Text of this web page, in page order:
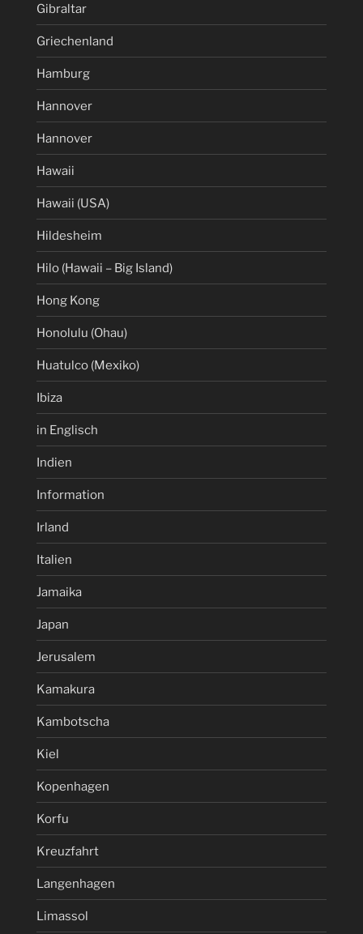
Gibraltar
Griechenland
Hamburg
Hannover
Hannover
Hawaii
Hawaii (USA)
Hildesheim
Hilo (Hawaii – Big Island)
Hong Kong
Honolulu (Ohau)
Huatulco (Mexiko)
Ibiza
in Englisch
Indien
Information
Irland
Italien
Jamaika
Japan
Jerusalem
Kamakura
Kambotscha
Kiel
Kopenhagen
Korfu
Kreuzfahrt
Langenhagen
Limassol